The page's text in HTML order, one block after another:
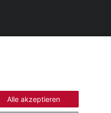
Alle akzeptieren